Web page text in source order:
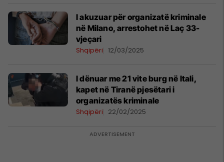
I akuzuar për organizatë kriminale
në Milano, arrestohet në Laç 33-
vjeçari
Shqipëri 12/03/2025
I dënuar me 21 vite burg në Itali,
kapet në Tiranë pjesëtari i
organizatës kriminale
Shqipëri 22/02/2025